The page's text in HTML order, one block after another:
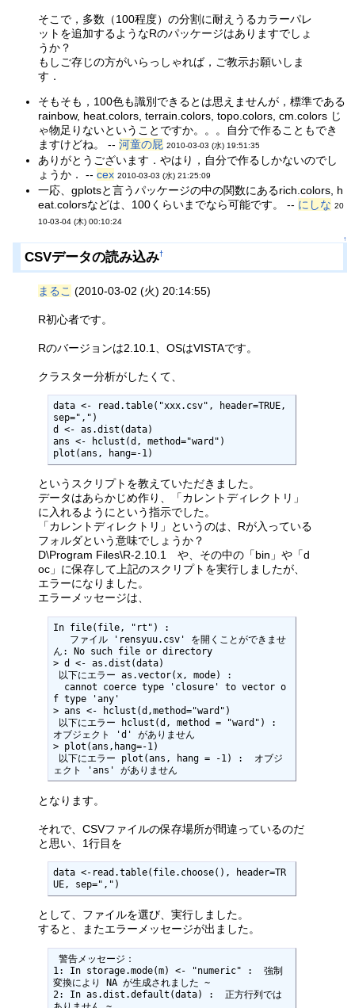
そこで，多数（100程度）の分割に耐えうるカラーパレ
ットを追加するようなRのパッケージはありますでしょ
うか？
もしご存じの方がいらっしゃれば，ご教示お願いしま
す．
そもそも，100色も識別できるとは思えませんが，標準である
rainbow, heat.colors, terrain.colors, topo.colors, cm.colors じ
ゃ物足りないということですか。。。自分で作ることもでき
ますけどね。 --河童の屁 2010-03-03 (水) 19:51:35
ありがとうございます．やはり，自分で作るしかないのでし
ょうか． --cex 2010-03-03 (水) 21:25:09
一応、gplotsと言うパッケージの中の関数にあるrich.colors, h
eat.colorsなどは、100くらいまでなら可能です。 -- にしな 20
10-03-04 (木) 00:10:24
↑
CSVデータの読み込み†
まるこ (2010-03-02 (火) 20:14:55)
R初心者です。
Rのバージョンは2.10.1、OSはVISTAです。
クラスター分析がしたくて、
data <- read.table("xxx.csv", header=TRUE,
sep=",")
d <- as.dist(data)
ans <- hclust(d, method="ward")
plot(ans, hang=-1)
というスクリプトを教えていただきました。
データはあらかじめ作り、「カレントディレクトリ」
に入れるようにという指示でした。
「カレントディレクトリ」というのは、Rが入っている
フォルダという意味でしょうか？
D\Program Files\R-2.10.1 や、その中の「bin」や「d
oc」に保存して上記のスクリプトを実行しましたが、
エラーになりました。
エラーメッセージは、
In file(file, "rt") :
ん: No such file or directory
> d <- as.dist(data)
f type 'any'
> ans <- hclust(d,method="ward")
オブジェクト 'd' がありません
> plot(ans,hang=-1)
ェクト 'ans' がありません
となります。
それで、CSVファイルの保存場所が間違っているのだ
と思い、1行目を
data <-read.table(file.choose(), header=TR
UE, sep=",")
として、ファイルを選び、実行しました。
すると、またエラーメッセージが出ました。
1: In storage.mode(m) <- "numeric" :  強制
変換により NA が生成されました ~
2: In as.dist.default(data) :  正方行列では